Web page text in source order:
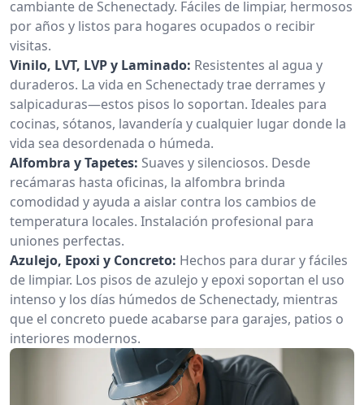
cambiante de Schenectady. Fáciles de limpiar, hermosos
por años y listos para hogares ocupados o recibir
visitas.
Vinilo, LVT, LVP y Laminado: Resistentes al agua y
duraderos. La vida en Schenectady trae derrames y
salpicaduras—estos pisos lo soportan. Ideales para
cocinas, sótanos, lavandería y cualquier lugar donde la
vida sea desordenada o húmeda.
Alfombra y Tapetes: Suaves y silenciosos. Desde
recámaras hasta oficinas, la alfombra brinda
comodidad y ayuda a aislar contra los cambios de
temperatura locales. Instalación profesional para
uniones perfectas.
Azulejo, Epoxi y Concreto: Hechos para durar y fáciles
de limpiar. Los pisos de azulejo y epoxi soportan el uso
intenso y los días húmedos de Schenectady, mientras
que el concreto puede acabarse para garajes, patios o
interiores modernos.